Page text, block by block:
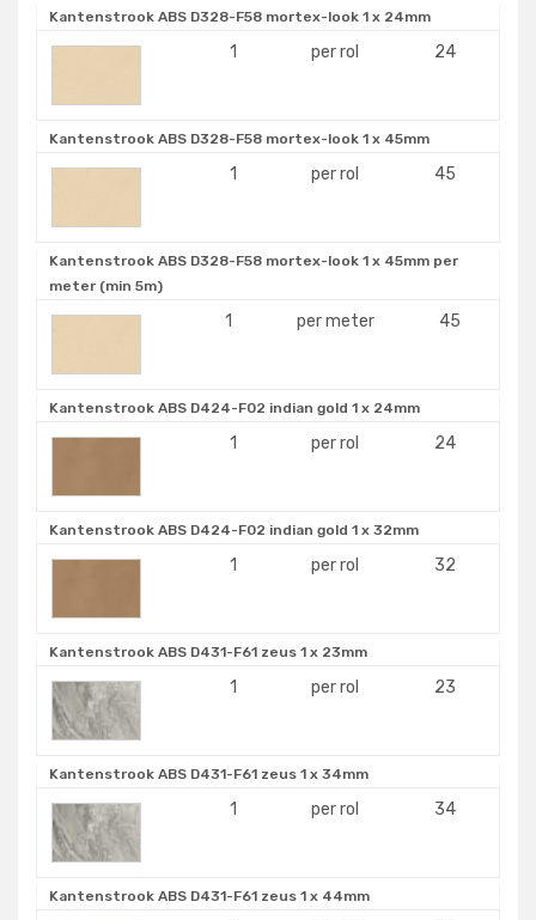
Kantenstrook ABS D328-F58 mortex-look 1 x 24mm
1 per rol 24
Kantenstrook ABS D328-F58 mortex-look 1 x 45mm
1 per rol 45
Kantenstrook ABS D328-F58 mortex-look 1 x 45mm per
meter (min 5m)
1 per meter 45
Kantenstrook ABS D424-F02 indian gold 1 x 24mm
1 per rol 24
Kantenstrook ABS D424-F02 indian gold 1 x 32mm
1 per rol 32
Kantenstrook ABS D431-F61 zeus 1 x 23mm
1 per rol 23
Kantenstrook ABS D431-F61 zeus 1 x 34mm
1 per rol 34
Kantenstrook ABS D431-F61 zeus 1 x 44mm